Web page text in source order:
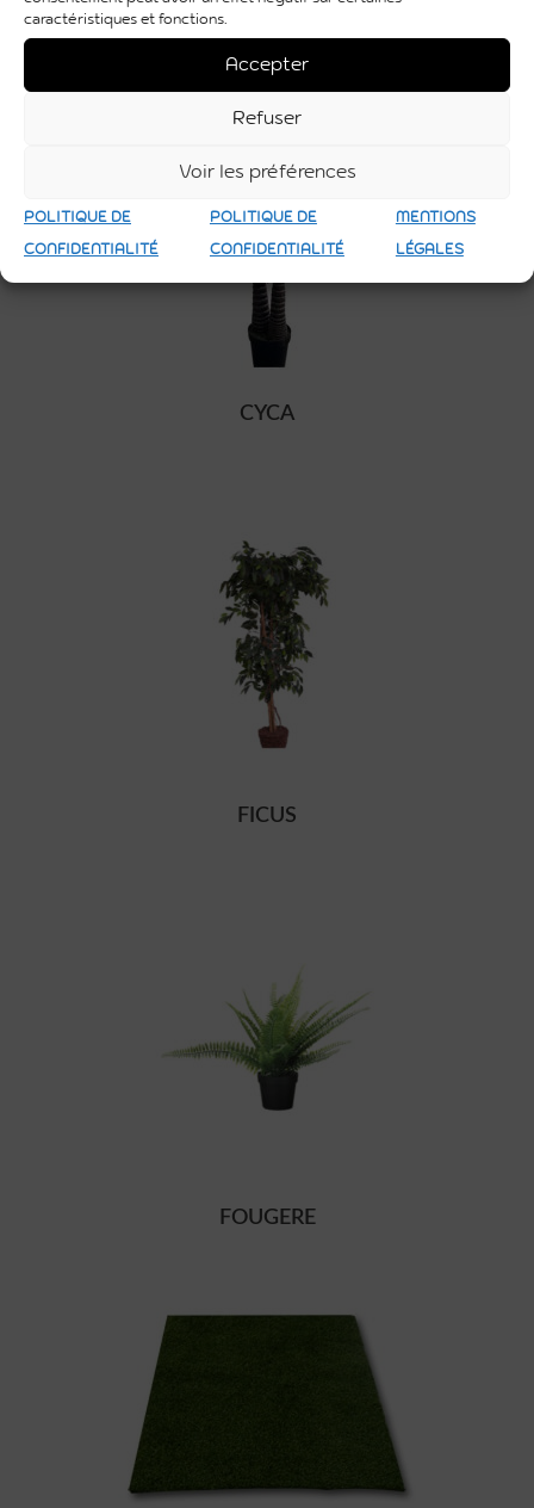
caractéristiques et fonctions.
Accepter
Refuser
Voir les préférences
POLITIQUE DE
CONFIDENTIALITÉ
POLITIQUE DE
CONFIDENTIALITÉ
MENTIONS
LÉGALES
CYCA
FICUS
FOUGERE